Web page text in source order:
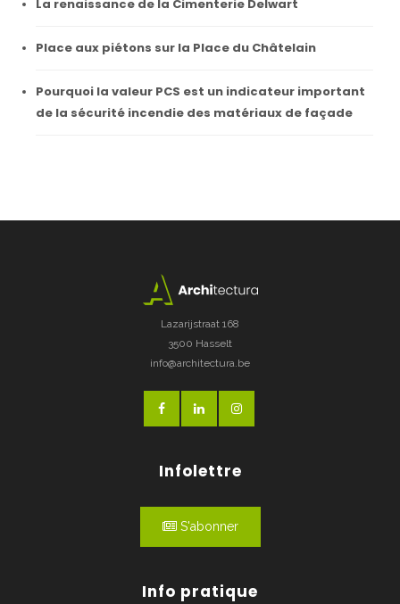
La renaissance de la Cimenterie Delwart
Place aux piétons sur la Place du Châtelain
Pourquoi la valeur PCS est un indicateur important
de la sécurité incendie des matériaux de façade
Lazarijstraat 168
3500 Hasselt
info@architectura.be
Infolettre
S'abonner
Info pratique